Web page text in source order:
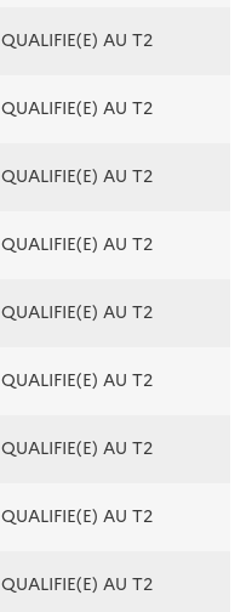
QUALIFIE(E) AU T2
QUALIFIE(E) AU T2
QUALIFIE(E) AU T2
QUALIFIE(E) AU T2
QUALIFIE(E) AU T2
QUALIFIE(E) AU T2
QUALIFIE(E) AU T2
QUALIFIE(E) AU T2
QUALIFIE(E) AU T2